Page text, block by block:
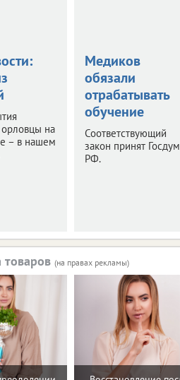
на
– в нашем
Медиков
обязали
отрабатывать
обучение
Соответствующий
закон принят
РФ.
товаров (на правах рекламы)